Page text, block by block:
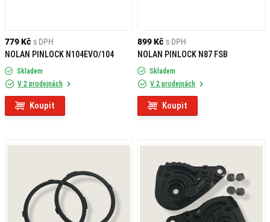
779 Kč s DPH
NOLAN PINLOCK N104EVO/104
Skladem
V 2 prodejnách
Koupit
899 Kč s DPH
NOLAN PINLOCK N87 FSB
Skladem
V 2 prodejnách
Koupit